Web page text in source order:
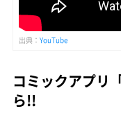
出典： YouTube
コミックアプリ
ら!!